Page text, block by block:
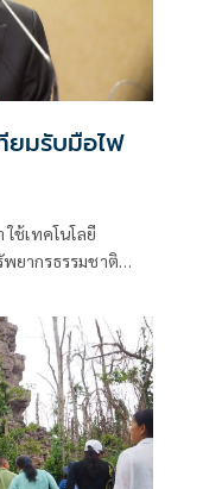
ยมรับมือไฟ
ช้เทคโนโลยี
ยากรธรรมชาติ